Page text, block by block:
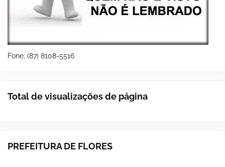
Fone: (87) 8108-5516
Total de visualizações de página
PREFEITURA DE FLORES